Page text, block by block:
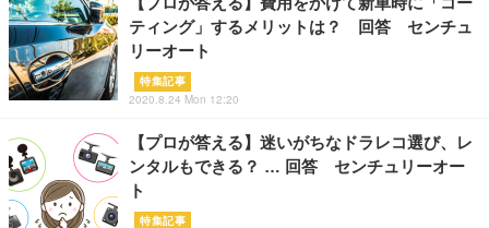
ティング」するメリットは？ 回答 センチュ
リーオート
特集記事
2020.8.24 Mon 12:20
【プロが答える】迷いがちなドラレコ選び、レ
ンタルもできる？ … 回答 センチュリーオー
ト
特集記事